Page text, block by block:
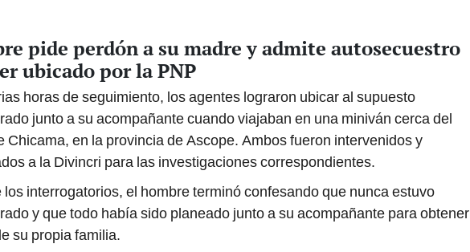
pide perdón a su madre y admite autosecuestro
ubicado por la PNP
horas de seguimiento, los agentes lograron ubicar al supuesto
junto a su acompañante cuando viajaban en una miniván cerca del
Chicama, en la provincia de Ascope. Ambos fueron intervenidos y
a la Divincri para las investigaciones correspondientes.
los interrogatorios, el hombre terminó confesando que nunca estuvo
y que todo había sido planeado junto a su acompañante para obtener
su propia familia.